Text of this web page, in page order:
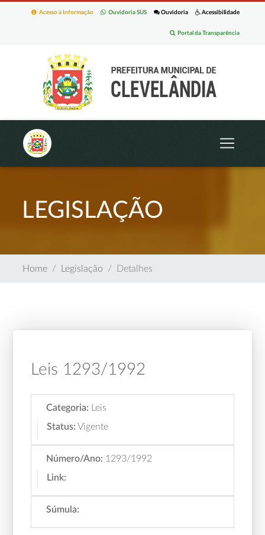
Acessibilidade
Ouvidoria
Ouvidoria SUS
Acesso à Informação
Portal da Transparência
LEGISLAÇÃO
Home Legislação Detalhes
Leis 1293/1992
Categoria:
Leis
Status: Vigente
Número/Ano: 1293/1992
Link:
Súmula: